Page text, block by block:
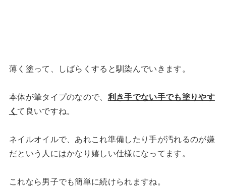
薄く塗って、しばらくすると馴染んでいきます。
本体が筆タイプのなので、 利き手でない手でも塗りやす
く て良いですね。
ネイルオイルで、あれこれ準備したり手が汚れるのが嫌
だという人にはかなり嬉しい仕様になってます。
これなら男子でも簡単に続けられますね。